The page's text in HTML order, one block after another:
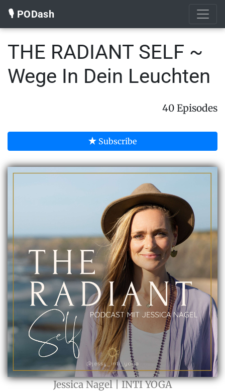
🎙️ PODash
THE RADIANT SELF ~
Wege In Dein Leuchten
40 Episodes
Subscribe
Jessica Nagel | INTI YOGA